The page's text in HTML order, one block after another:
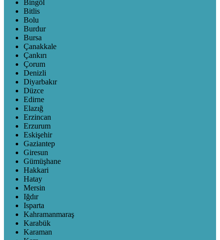
Bingöl
Bitlis
Bolu
Burdur
Bursa
Çanakkale
Çankırı
Çorum
Denizli
Diyarbakır
Düzce
Edirne
Elazığ
Erzincan
Erzurum
Eskişehir
Gaziantep
Giresun
Gümüşhane
Hakkari
Hatay
Mersin
Iğdır
Isparta
Kahramanmaraş
Karabük
Karaman